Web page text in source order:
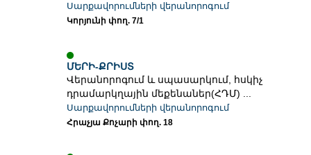
Սարքավորումների վերանորոգում
Կորյունի փող. 7/1
ՄԵՐԻ-ՔՐԻՍՏ
Վերանորոգում և սպասարկում, հսկիչ
դրամարկղային մեքենաներ(ՀԴՄ) ...
Սարքավորումների վերանորոգում
Հրաչյա Քոչարի փող. 18